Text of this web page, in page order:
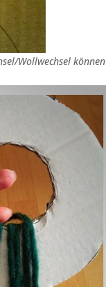
Wollwechsel können